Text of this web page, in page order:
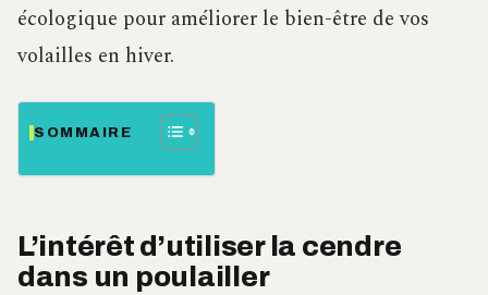
écologique pour améliorer le bien-être de vos
volailles en hiver.
SOMMAIRE
L’intérêt d’utiliser la cendre
dans un poulailler